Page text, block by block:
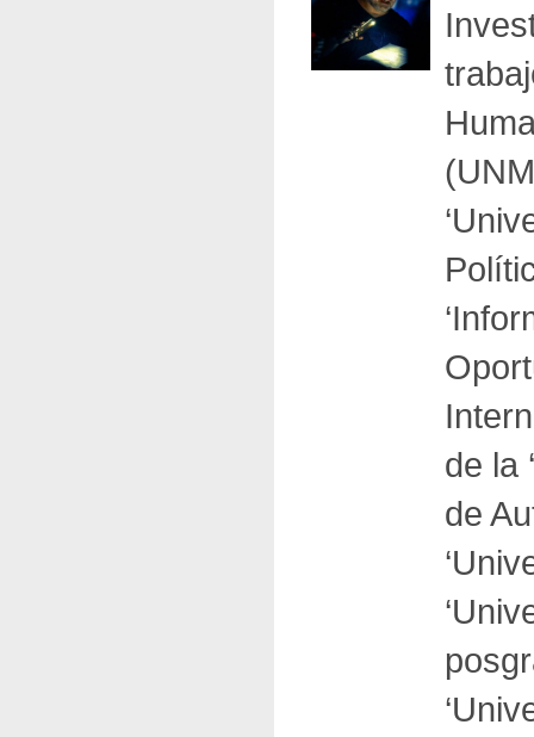
de la
de